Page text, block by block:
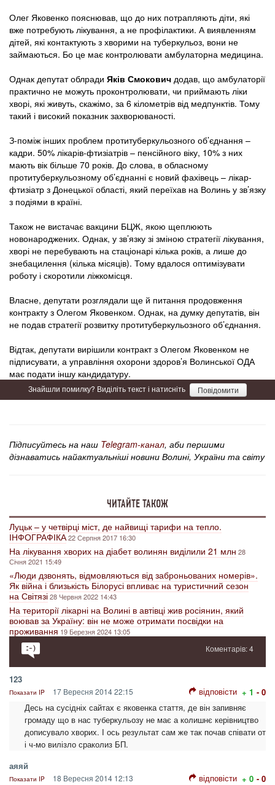
Олег Яковенко пояснював, що до них потрапляють діти, які
вже потребують лікування, а не профілактики. А виявленням
дітей, які контактують з хворими на туберкульоз, вони не
займаються. Бо це має контролювати амбулаторна медицина.
Однак депутат облради Яків Смокович додав, що амбулаторії
практично не можуть проконтролювати, чи приймають ліки
хворі, які живуть, скажімо, за 6 кілометрів від медпунктів. Тому
такий і високий показник захворюваності.
З-поміж інших проблем протитуберкульозного об’єднання –
кадри. 50% лікарів-фтизіатрів – пенсійного віку, 10% з них
мають вік більше 70 років. До слова, в обласному
протитуберкульозному об’єднанні є новий фахівець – лікар-
фтизіатр з Донецької області, який переїхав на Волинь у зв’язку
з подіями в країні.
Також не вистачає вакцини БЦЖ, якою щеплюють
новонароджених. Однак, у зв’язку зі зміною стратегії лікування,
хворі не перебувають на стаціонарі кілька років, а лише до
знебацилення (кілька місяців). Тому вдалося оптимізувати
роботу і скоротили ліжкомісця.
Власне, депутати розглядали ще й питання продовження
контракту з Олегом Яковенком. Однак, на думку депутатів, він
не подав стратегії розвитку протитуберкульозного об’єднання.
Відтак, депутати вирішили контракт з Олегом Яковенком не
підписувати, а управління охорони здоров’я Волинської ОДА
має подати іншу кандидатуру.
Знайшли помилку? Виділіть текст і натисніть Повідомити
Підписуйтесь на наш Telegram-канал, аби першими
дізнаватись найактуальніші новини Волині, України та світу
ЧИТАЙТЕ ТАКОЖ
Луцьк – у четвірці міст, де найвищі тарифи на тепло.
ІНФОГРАФІКА22 Серпня 2017 16:30
На лікування хворих на діабет волинян виділили 21 млн 28
Січня 2021 15:49
«Люди дзвонять, відмовляються від заброньованих номерів».
Як війна і близькість Білорусі впливає на туристичний сезон
на Світязі28 Червня 2022 14:43
На території лікарні на Волині в автівці жив росіянин, який
воював за Україну: він не може отримати посвідки на
проживання 19 Березня 2024 13:05
Коментарів: 4
123
Показати IP 17 Вересня 2014 22:15 відповісти + 1 - 0
Десь на сусідніх сайтах є яковенка стаття, де він запивняє
громаду що в нас туберкульозу не має а колишнє керівництво
дописувало хворих. І ось результат сам же так почав співати от
і ч-мо вилізло сраколиз БП.
аяяй
Показати IP 18 Вересня 2014 12:13 відповісти + 0 - 0